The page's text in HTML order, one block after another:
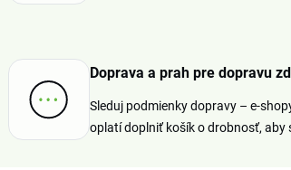
Doprava a prah pre dopravu
Sleduj podmienky dopravy – e-
oplatí doplniť košík o drobnosť, aby